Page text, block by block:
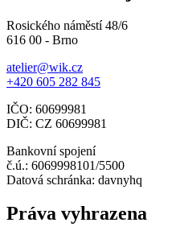
Rosického náměstí 48/6
616 00 - Brno
atelier@wik.cz
+420 605 282 845
IČO: 60699981
DIČ: CZ 60699981
Bankovní spojení
č.ú.: 6069998101/5500
Datová schránka: davnyhq
Práva vyhrazena